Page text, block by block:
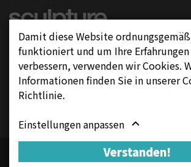
Folgen Sie uns auf
Impressum
Cookie Einstellungen
Damit diese Website ordnungsgemäß
funktioniert und um Ihre Erfahrungen
verbessern, verwenden wir Cookies.
Informationen finden Sie in unserer
Richtlinie.
Einstellungen anpassen
Verstanden!